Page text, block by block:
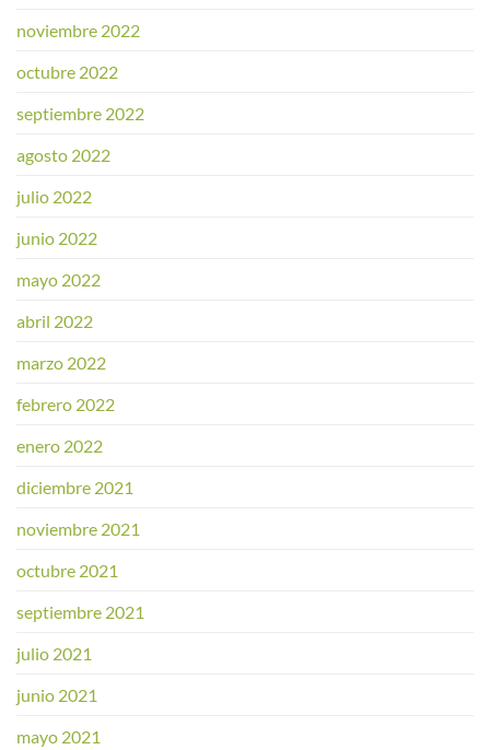
noviembre 2022
octubre 2022
septiembre 2022
agosto 2022
julio 2022
junio 2022
mayo 2022
abril 2022
marzo 2022
febrero 2022
enero 2022
diciembre 2021
noviembre 2021
octubre 2021
septiembre 2021
julio 2021
junio 2021
mayo 2021